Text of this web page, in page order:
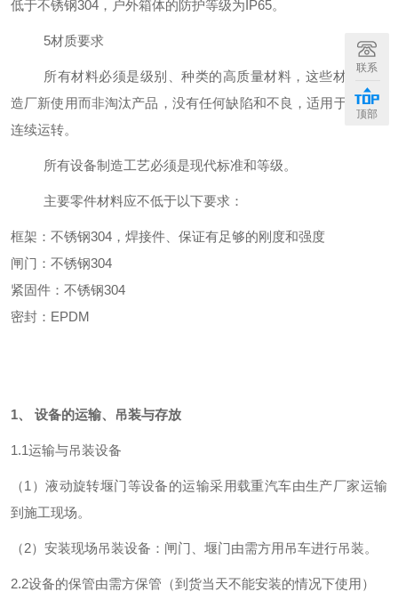
低于不锈钢304，户外箱体的防护等级为IP65。
5材质要求
所有材料必须是级别、种类的高质量材料，这些材料是制
造厂新使用而非淘汰产品，没有任何缺陷和不良，适用于设备的
连续运转。
所有设备制造工艺必须是现代标准和等级。
主要零件材料应不低于以下要求：
框架：不锈钢304，焊接件、保证有足够的刚度和强度
闸门：不锈钢304
紧固件：不锈钢304
密封：EPDM
1、 设备的运输、吊装与存放
1.1运输与吊装设备
（1）液动旋转堰门等设备的运输采用载重汽车由生产厂家运输
到施工现场。
（2）安装现场吊装设备：闸门、堰门由需方用吊车进行吊装。
2.2设备的保管由需方保管（到货当天不能安装的情况下使用）
联系
顶部